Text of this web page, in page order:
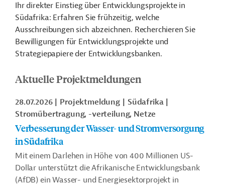
Ihr direkter Einstieg über Entwicklungsprojekte in
Südafrika: Erfahren Sie frühzeitig, welche
Ausschreibungen sich abzeichnen. Recherchieren Sie
Bewilligungen für Entwicklungsprojekte und
Strategiepapiere der Entwicklungsbanken.
Aktuelle Projektmeldungen
28.07.2026 Projektmeldung
Südafrika
Stromübertragung, -verteilung, Netze
Verbesserung der Wasser- und Stromversorgung
in Südafrika
Mit einem Darlehen in Höhe von 400 Millionen US-
Dollar unterstützt die Afrikanische Entwicklungsbank
(AfDB) ein Wasser- und Energiesektorprojekt in